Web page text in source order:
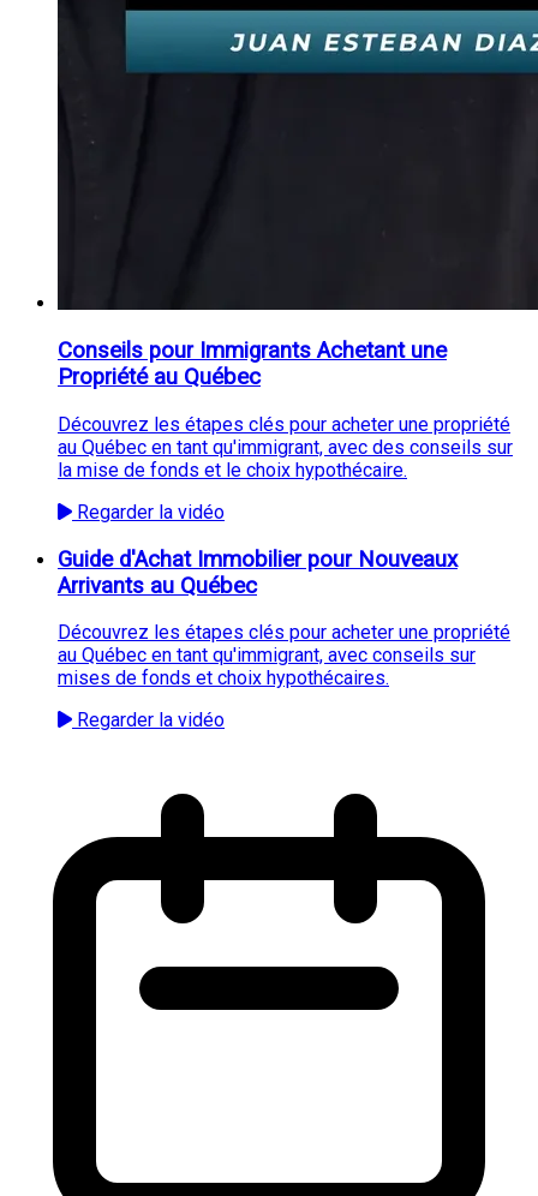
Conseils pour Immigrants Achetant une
Propriété au Québec
Découvrez les étapes clés pour acheter une propriété
au Québec en tant qu'immigrant, avec des conseils sur
la mise de fonds et le choix hypothécaire.
Regarder la vidéo
Guide d'Achat Immobilier pour Nouveaux
Arrivants au Québec
Découvrez les étapes clés pour acheter une propriété
au Québec en tant qu'immigrant, avec conseils sur
mises de fonds et choix hypothécaires.
Regarder la vidéo